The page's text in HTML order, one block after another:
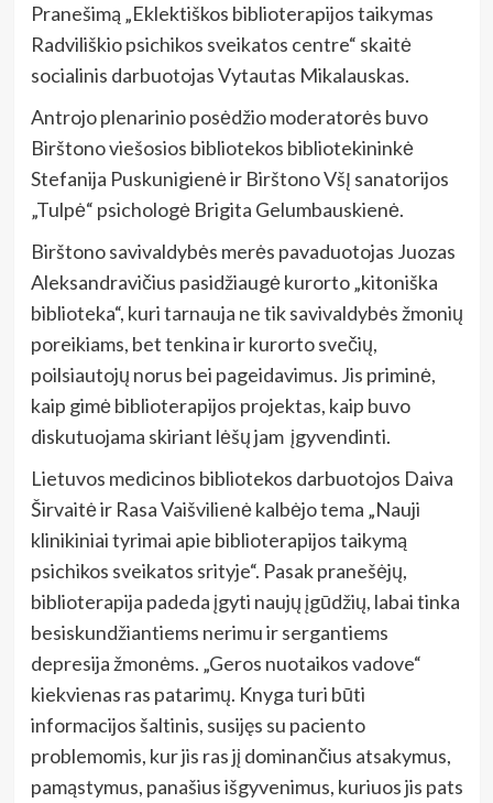
Pranešimą „Eklektiškos biblioterapijos taikymas
Radviliškio psichikos sveikatos centre“ skaitė
socialinis darbuotojas Vytautas Mikalauskas.
Antrojo plenarinio posėdžio moderatorės buvo
Birštono viešosios bibliotekos bibliotekininkė
Stefanija Puskunigienė ir Birštono VšĮ sanatorijos
„Tulpė“ psichologė Brigita Gelumbauskienė.
Birštono savivaldybės merės pavaduotojas Juozas
Aleksandravičius pasidžiaugė kurorto „kitoniška
biblioteka“, kuri tarnauja ne tik savivaldybės žmonių
poreikiams, bet tenkina ir kurorto svečių,
poilsiautojų norus bei pageidavimus. Jis priminė,
kaip gimė biblioterapijos projektas, kaip buvo
diskutuojama skiriant lėšų jam įgyvendinti.
Lietuvos medicinos bibliotekos darbuotojos Daiva
Širvaitė ir Rasa Vaišvilienė kalbėjo tema „Nauji
klinikiniai tyrimai apie biblioterapijos taikymą
psichikos sveikatos srityje“. Pasak pranešėjų,
biblioterapija padeda įgyti naujų įgūdžių, labai tinka
besiskundžiantiems nerimu ir sergantiems
depresija žmonėms. „Geros nuotaikos vadove“
kiekvienas ras patarimų. Knyga turi būti
informacijos šaltinis, susijęs su paciento
problemomis, kur jis ras jį dominančius atsakymus,
pamąstymus, panašius išgyvenimus, kuriuos jis pats